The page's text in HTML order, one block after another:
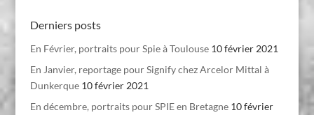
Derniers posts
En Février, portraits pour Spie à Toulouse 10 février 2021
En Janvier, reportage pour Signify chez Arcelor Mittal à
Dunkerque 10 février 2021
En décembre, portraits pour SPIE en Bretagne 10 février